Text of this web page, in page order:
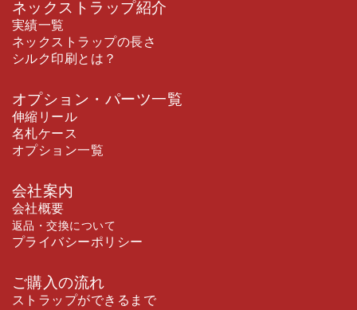
ネックストラップ紹介
実績一覧
ネックストラップの長さ
シルク印刷とは？
オプション・パーツ一覧
伸縮リール
名札ケース
オプション一覧
会社案内
会社概要
返品・交換について
プライバシーポリシー
ご購入の流れ
ストラップができるまで